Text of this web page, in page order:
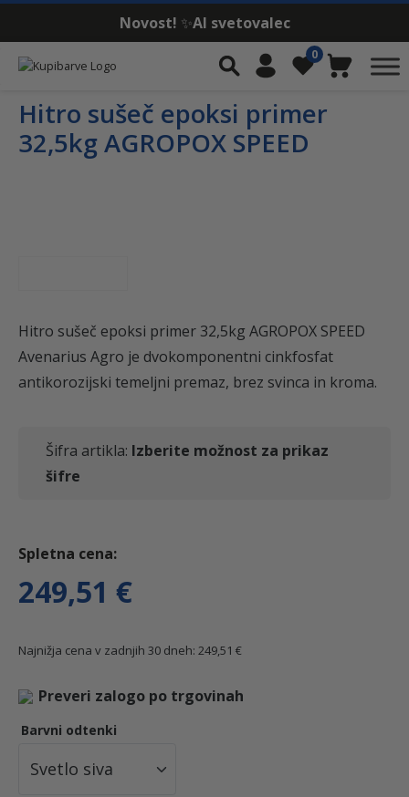
Novost! ✨AI svetovalec
Skip to content
IskalnikMoj račun
Seznam želja
0
Košarica
Hitro sušeč epoksi primer
32,5kg AGROPOX SPEED
Hitro sušeč epoksi primer 32,5kg AGROPOX SPEED
Avenarius Agro je dvokomponentni cinkfosfat
antikorozijski temeljni premaz, brez svinca in kroma.
Šifra artikla: Izberite možnost za prikaz
šifre
249,51 €
Najnižja cena v zadnjih 30 dneh: 249,51 €
Preveri zalogo po trgovinah
Barvni odtenki